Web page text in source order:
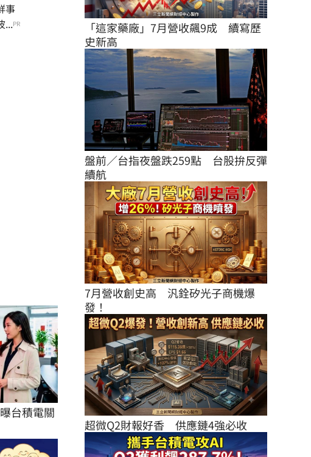
事
...PR
台積電關
「這家藥廠」7月營收飆9成　續寫歷
史新高
盤前／台指夜盤跌259點　台股拚反彈
續航
7月營收創史高　汎銓矽光子商機爆
發！
超微Q2財報好香　供應鏈4強必收